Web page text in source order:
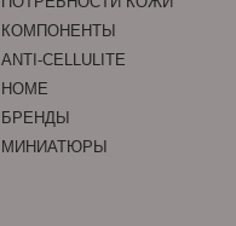
КОМПОНЕНТЫ
ANTI-CELLULITE
HOME
БРЕНДЫ
МИНИАТЮРЫ